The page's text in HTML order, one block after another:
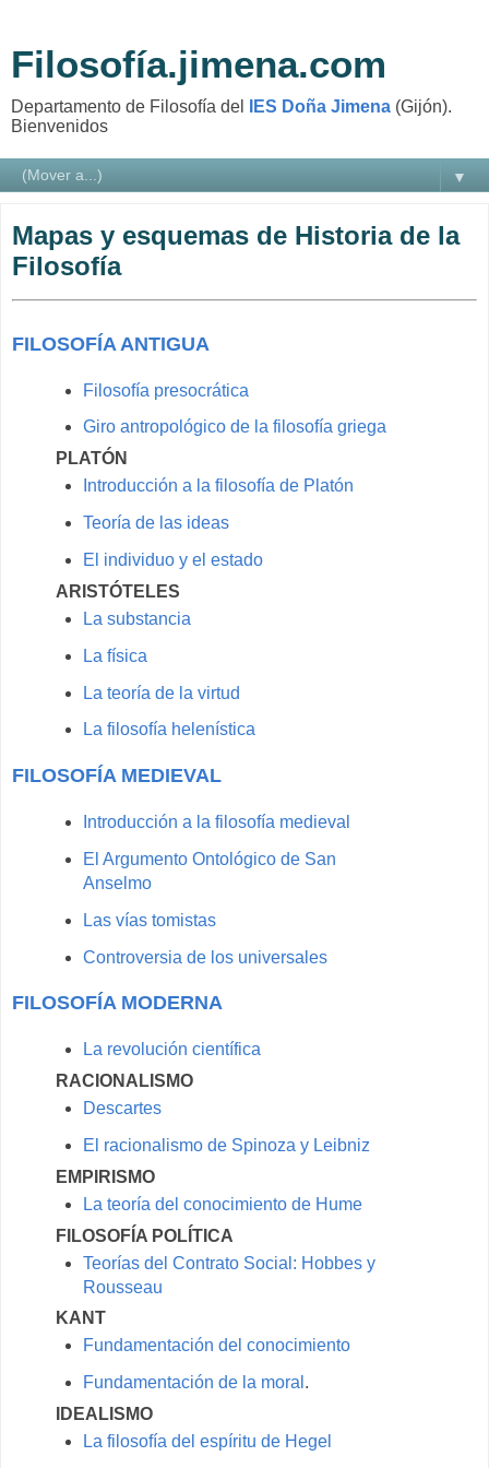
Filosofía.jimena.com
Departamento de Filosofía del IES Doña Jimena (Gijón).
Bienvenidos
▼
Mapas y esquemas de Historia de la
Filosofía
FILOSOFÍA ANTIGUA
Filosofía presocrática
Giro antropológico de la filosofía griega
PLATÓN
Introducción a la filosofía de Platón
Teoría de las ideas
El individuo y el estado
ARISTÓTELES
La substancia
La física
La teoría de la virtud
La filosofía helenística
FILOSOFÍA MEDIEVAL
Introducción a la filosofía medieval
El Argumento Ontológico de San
Anselmo
Las vías tomistas
Controversia de los universales
FILOSOFÍA MODERNA
La revolución científica
RACIONALISMO
Descartes
El racionalismo de Spinoza y Leibniz
EMPIRISMO
La teoría del conocimiento de Hume
FILOSOFÍA POLÍTICA
Teorías del Contrato Social: Hobbes y
Rousseau
KANT
Fundamentación del conocimiento
Fundamentación de la moral .
IDEALISMO
La filosofía del espíritu de Hegel